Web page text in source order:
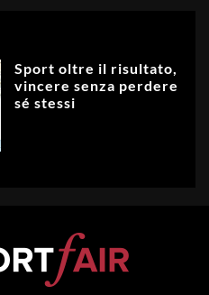
Sport oltre il risultato,
vincere senza perdere
sé stessi